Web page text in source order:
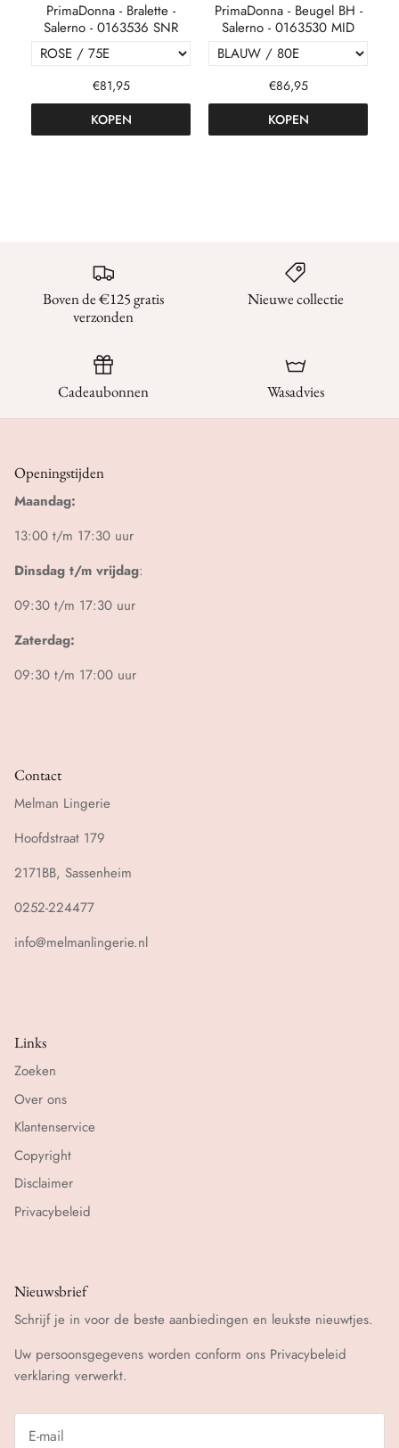
PrimaDonna - Bralette -
Salerno - 0163536 SNR
€81,95
KOPEN
PrimaDonna - Beugel BH -
Salerno - 0163530 MID
€86,95
KOPEN
Boven de €125 gratis
verzonden
Nieuwe collectie
Cadeaubonnen Wasadvies
Openingstijden
Maandag:
13:00 t/m 17:30 uur
Dinsdag t/m vrijdag:
09:30 t/m 17:30 uur
Zaterdag:
09:30 t/m 17:00 uur
Contact
Melman Lingerie
Hoofdstraat 179
2171BB, Sassenheim
0252-224477
info@melmanlingerie.nl
Links
Zoeken
Over ons
Klantenservice
Copyright
Disclaimer
Privacybeleid
Nieuwsbrief
Schrijf je in voor de beste aanbiedingen en leukste nieuwtjes.
Uw persoonsgegevens worden conform ons Privacybeleid
verklaring verwerkt.